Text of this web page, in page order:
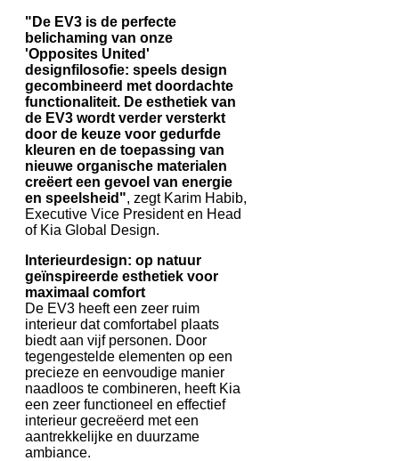
"De EV3 is de perfecte
belichaming van onze
'Opposites United'
designfilosofie: speels design
gecombineerd met doordachte
functionaliteit. De esthetiek van
de EV3 wordt verder versterkt
door de keuze voor gedurfde
kleuren en de toepassing van
nieuwe organische materialen
creëert een gevoel van energie
en speelsheid", zegt Karim Habib,
Executive Vice President en Head
of Kia Global Design.
Interieurdesign: op natuur
geïnspireerde esthetiek voor
maximaal comfort
De EV3 heeft een zeer ruim
interieur dat comfortabel plaats
biedt aan vijf personen. Door
tegengestelde elementen op een
precieze en eenvoudige manier
naadloos te combineren, heeft Kia
een zeer functioneel en effectief
interieur gecreëerd met een
aantrekkelijke en duurzame
ambiance.